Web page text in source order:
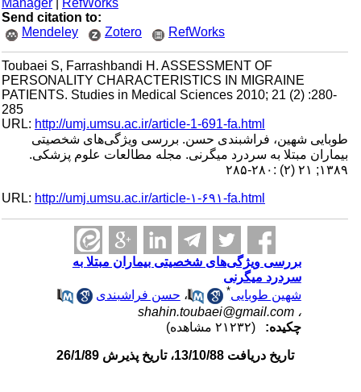
Manager
|RefWorks
Send citation to:
Mendeley
Zotero RefWorks
Toubaei S, Farrashbandi H. ASSESSMENT OF
PERSONALITY CHARACTERISTICS IN MIGRAINE
PATIENTS. Studies in Medical Sciences 2010; 21 (2) :280-
285
URL:http://umj.umsu.ac.ir/article-1-691-fa.html
طوبایی شهین، فراشبندی حسن. بررسی ویژگی‌های شخصیتی
بیماران مبتلا به سردرد میگرنی. مجله مطالعات علوم پزشکی.
۱۳۸۹; ۲۱ (۲) :۲۸۰-۲۸۵
URL:http://umj.umsu.ac.ir/article-۱-۶۹۱-fa.html
بررسی ویژگی‌های شخصیتی بیماران مبتلا به
سردرد میگرنی
شهین طوبایی
،حسن فراشبندی
shahin.toubaei@gmail.com
چکیده:
تاریخ دریافت 13/10/88، تاریخ پذیرش 26/1/89